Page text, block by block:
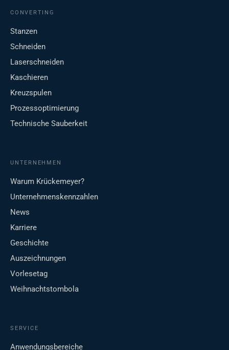
CONVERTING
Stanzen
Schneiden
Laserschneiden
Kaschieren
Kreuzspulen
Prozessoptimierung
Technische Sauberkeit
UNTERNEHMEN
Warum Krückemeyer?
Unternehmenskennzahlen
News
Karriere
Geschichte
Auszeichnungen
Vorlesetag
Weihnachtstombola
SERVICE
Anwendungsbereiche